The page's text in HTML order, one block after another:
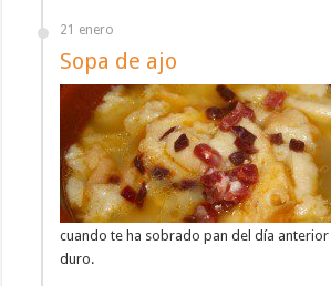
21 enero
Sopa de ajo
cuando te ha sobrado pan del día
duro.